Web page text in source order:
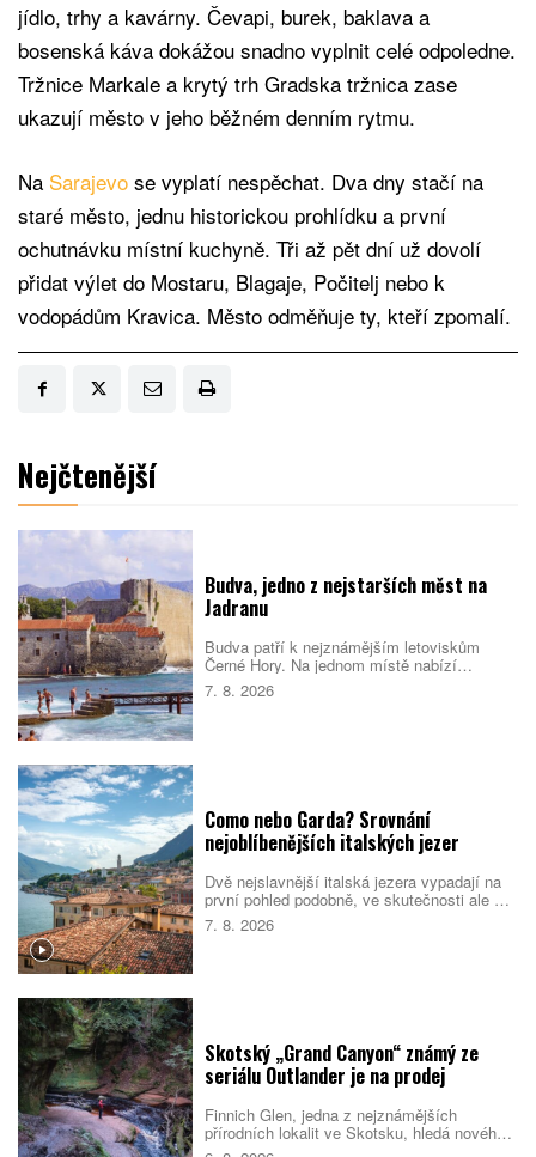
jídlo, trhy a kavárny. Čevapi, burek, baklava a
bosenská káva dokážou snadno vyplnit celé odpoledne.
Tržnice Markale a krytý trh Gradska tržnica zase
ukazují město v jeho běžném denním rytmu.
Na Sarajevo se vyplatí nespěchat. Dva dny stačí na
staré město, jednu historickou prohlídku a první
ochutnávku místní kuchyně. Tři až pět dní už dovolí
přidat výlet do Mostaru, Blagaje, Počitelj nebo k
vodopádům Kravica. Město odměňuje ty, kteří zpomalí.
Nejčtenější
Budva, jedno z nejstarších měst na
Jadranu
Budva patří k nejznámějším letoviskům
Černé Hory. Na jednom místě nabízí
opevněné staré město, dlouhé městské
pláže, menší zátoky i snadné výlety podél
7. 8. 2026
Como nebo Garda? Srovnání
nejoblíbenějších italských jezer
Dvě nejslavnější italská jezera vypadají na
první pohled podobně, ve skutečnosti ale cílí
na jiné cestovatele. Como staví na eleganci,
vilách a klidnější atmosféře. Garda je větší,
7. 8. 2026
Skotský „Grand Canyon“ známý ze
seriálu Outlander je na prodej
Finnich Glen, jedna z nejznámějších
přírodních lokalit ve Skotsku, hledá nového
majitele. Soutěsku proslavil seriál Outlander,